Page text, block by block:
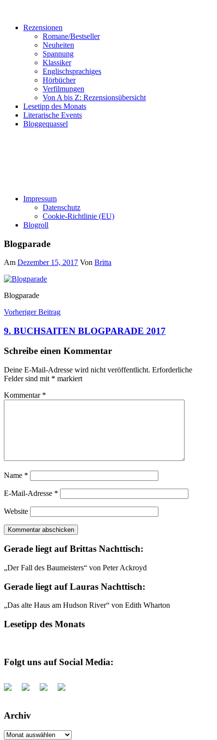
Rezensionen
Romane/Bestseller
Neuheiten
Spannung
Klassiker
Englischsprachiges
Hörbücher
Verfilmungen
Von A bis Z: Rezensionsübersicht
Lesetipp des Monats
Literarische Events
Bloggequassel
Impressum
Datenschutz
Cookie-Richtlinie (EU)
Blogroll
Blogparade
Am Dezember 15, 2017 Von Britta
Blogparade
Beitragsnavigation
Vorheriger Beitrag
9. BUCHSAITEN BLOGPARADE 2017
Schreibe einen Kommentar
Deine E-Mail-Adresse wird nicht veröffentlicht. Erforderliche
Felder sind mit * markiert
Kommentar *
Name *
E-Mail-Adresse *
Website
Gerade liegt auf Brittas Nachttisch:
„Der Fall des Baumeisters“ von Peter Ackroyd
Gerade liegt auf Lauras Nachttisch:
„Das alte Haus am Hudson River“ von Edith Wharton
Lesetipp des Monats
Folgt uns auf Social Media:
Archiv
Archiv